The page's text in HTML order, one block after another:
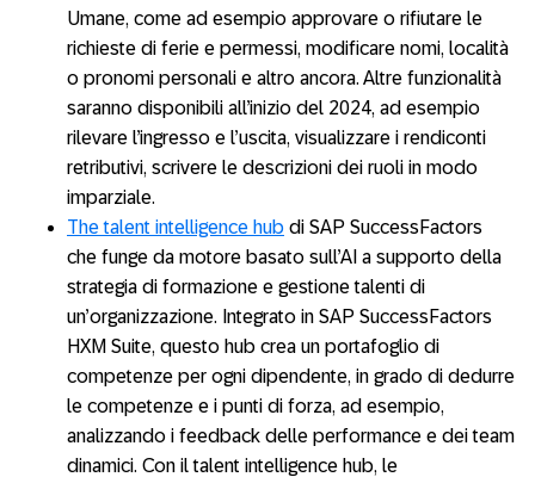
Umane, come ad esempio approvare o rifiutare le
richieste di ferie e permessi, modificare nomi, località
o pronomi personali e altro ancora. Altre funzionalità
saranno disponibili all’inizio del 2024, ad esempio
rilevare l’ingresso e l’uscita, visualizzare i rendiconti
retributivi, scrivere le descrizioni dei ruoli in modo
imparziale.
The talent intelligence hub di SAP SuccessFactors
che funge da motore basato sull’AI a supporto della
strategia di formazione e gestione talenti di
un’organizzazione. Integrato in SAP SuccessFactors
HXM Suite, questo hub crea un portafoglio di
competenze per ogni dipendente, in grado di dedurre
le competenze e i punti di forza, ad esempio,
analizzando i feedback delle performance e dei team
dinamici. Con il talent intelligence hub, le